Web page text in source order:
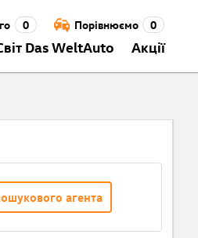
0 Порівнюємо 0
Das WeltAuto Акції
агента